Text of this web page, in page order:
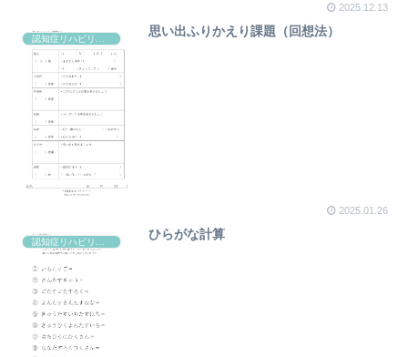
2025.12.13
思い出ふりかえり課題（回想法）
2025.01.26
ひらがな計算